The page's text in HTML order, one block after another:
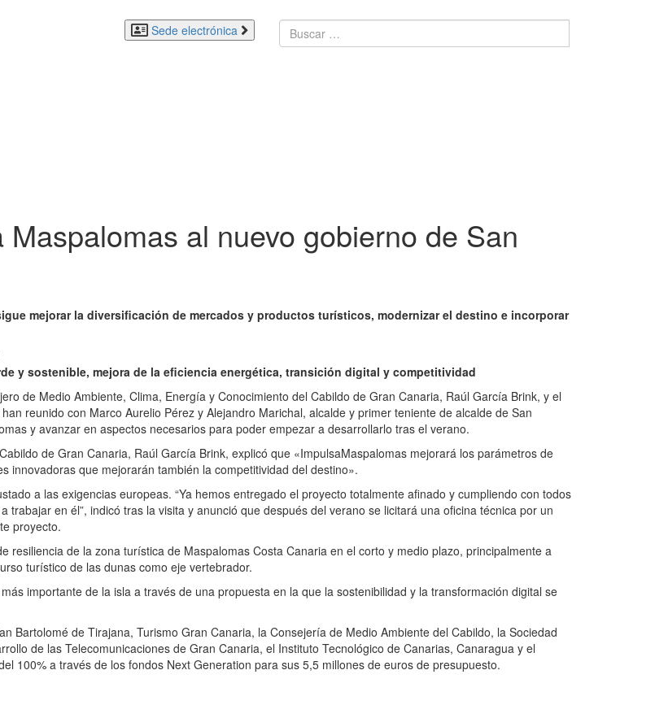
Sede electrónica
al nuevo gobierno de San
mejorar la diversificación de mercados y productos turísticos, modernizar el destino e incorporar
y sostenible, mejora de la eficiencia energética, transición digital y competitividad
de Medio Ambiente, Clima, Energía y Conocimiento del Cabildo de Gran Canaria, Raúl García Brink, y el
reunido con Marco Aurelio Pérez y Alejandro Marichal, alcalde y primer teniente de alcalde de San
y avanzar en aspectos necesarios para poder empezar a desarrollarlo tras el verano.
de Gran Canaria, Raúl García Brink, explicó que «ImpulsaMaspalomas mejorará los parámetros de
innovadoras que mejorarán también la competitividad del destino».
a las exigencias europeas. “Ya hemos entregado el proyecto totalmente afinado y cumpliendo con todos
en él”, indicó tras la visita y anunció que después del verano se licitará una oficina técnica por un
proyecto.
resiliencia de la zona turística de Maspalomas Costa Canaria en el corto y medio plazo, principalmente a
turístico de las dunas como eje vertebrador.
importante de la isla a través de una propuesta en la que la sostenibilidad y la transformación digital se
Bartolomé de Tirajana, Turismo Gran Canaria, la Consejería de Medio Ambiente del Cabildo, la Sociedad
de las Telecomunicaciones de Gran Canaria, el Instituto Tecnológico de Canarias, Canaragua y el
100% a través de los fondos Next Generation para sus 5,5 millones de euros de presupuesto.